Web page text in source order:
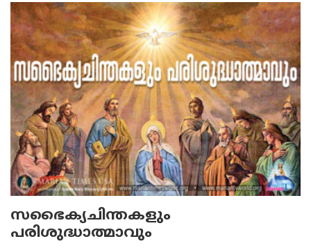
സഭൈക്യചിന്തകളും
പരിശുദ്ധാത്മാവും